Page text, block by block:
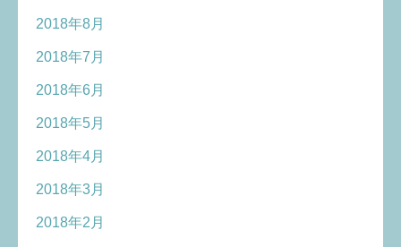
2018年8月
2018年7月
2018年6月
2018年5月
2018年4月
2018年3月
2018年2月